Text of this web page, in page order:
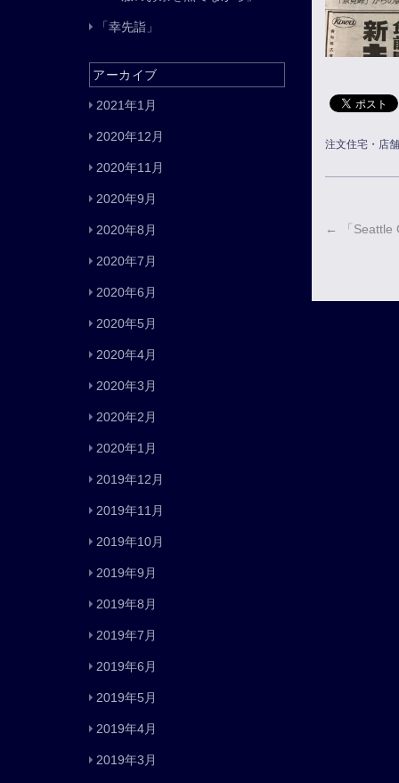
注文住宅・店
← 「Seattle
「幸先詣」
アーカイブ
2021年1月
2020年12月
2020年11月
2020年9月
2020年8月
2020年7月
2020年6月
2020年5月
2020年4月
2020年3月
2020年2月
2020年1月
2019年12月
2019年11月
2019年10月
2019年9月
2019年8月
2019年7月
2019年6月
2019年5月
2019年4月
2019年3月